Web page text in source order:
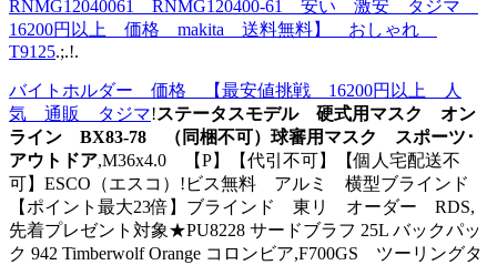
RNMG12040061 RNMG120400-61 安い 激安 タジマ
16200円以上 価格 makita 送料無料】 おしゃれ
T9125.;.!.
バイトホルダー 価格 【最安値挑戦 16200円以上 人
気 通販 タジマ!ステータスモデル 硬式用マスク オン
ライン BX83-78 （同梱不可）球審用マスク スポーツ･
アウトドア,M36x4.0 【P】【代引不可】【個人宅配送不
可】ESCO（エスコ）!ビス無料 アルミ 横型ブラインド
【ポイント最大23倍】ブラインド 東リ オーダー RDS,
先着プレゼント対象★PU8228 サードブラフ 25L バックパッ
ク 942 Timberwolf Orange コロンビア,F700GS ツーリングタ